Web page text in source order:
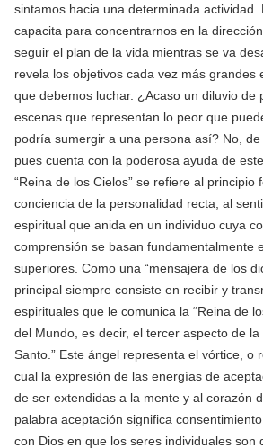
sintamos hacia una determinada actividad.
capacita para concentrarnos en la
seguir el plan de la vida mientras se va
revela los objetivos cada vez más grandes
que debemos luchar. ¿Acaso un diluvio de
escenas que representan lo peor que
podría sumergir a una persona así? No, de
pues cuenta con la poderosa ayuda de
“Reina de los Cielos” se refiere al principio
conciencia de la personalidad recta, al
espiritual que anida en un individuo cuya
comprensión se basan fundamentalmente
superiores. Como una “mensajera de los
principal siempre consiste en recibir y
espirituales que le comunica la “Reina de
del Mundo, es decir, el tercer aspecto de
Santo.” Este ángel representa el vórtice, o
cual la expresión de las energías de
de ser extendidas a la mente y al corazón
palabra aceptación significa
con Dios en que los seres individuales son